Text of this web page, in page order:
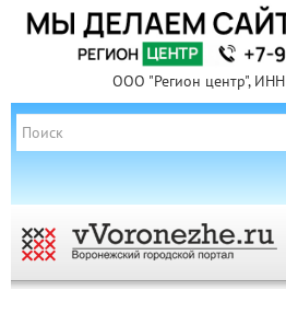
ООО "Регион центр",